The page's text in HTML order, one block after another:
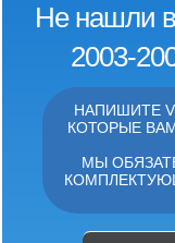
Не нашли
2003-
НАПИШИТЕ
КОТОРЫЕ
МЫ